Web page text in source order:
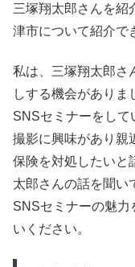
三塚翔太郎さんを紹
津市について紹介で
私は、三塚翔太郎さ
しする機会がありま
SNSセミナーをして
撮影に興味があり親
保険を対処したいと
太郎さんの話を聞い
SNSセミナーの魅力
いください。